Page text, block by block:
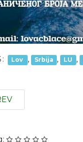
Lov , Srbija , LU ,